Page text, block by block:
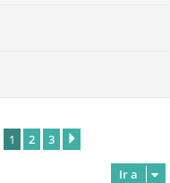
1 2 3
Ir a